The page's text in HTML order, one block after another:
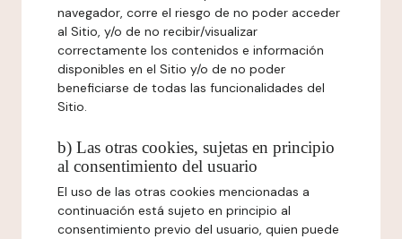
navegador, corre el riesgo de no poder acceder
al Sitio, y/o de no recibir/visualizar
correctamente los contenidos e información
disponibles en el Sitio y/o de no poder
beneficiarse de todas las funcionalidades del
Sitio.
b) Las otras cookies, sujetas en principio
al consentimiento del usuario
El uso de las otras cookies mencionadas a
continuación está sujeto en principio al
consentimiento previo del usuario, quien puede